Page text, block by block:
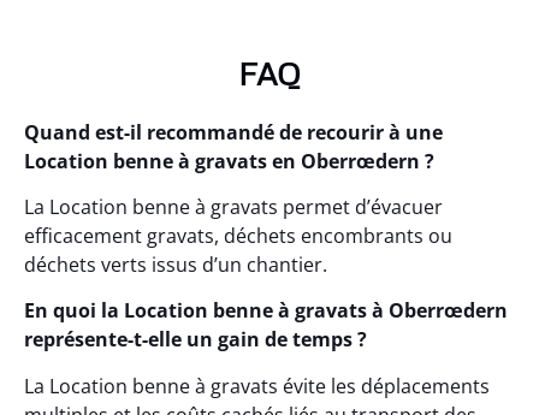
FAQ
Quand est-il recommandé de recourir à une
Location benne à gravats en Oberrœdern ?
La Location benne à gravats permet d’évacuer
efficacement gravats, déchets encombrants ou
déchets verts issus d’un chantier.
En quoi la Location benne à gravats à Oberrœdern
représente-t-elle un gain de temps ?
La Location benne à gravats évite les déplacements